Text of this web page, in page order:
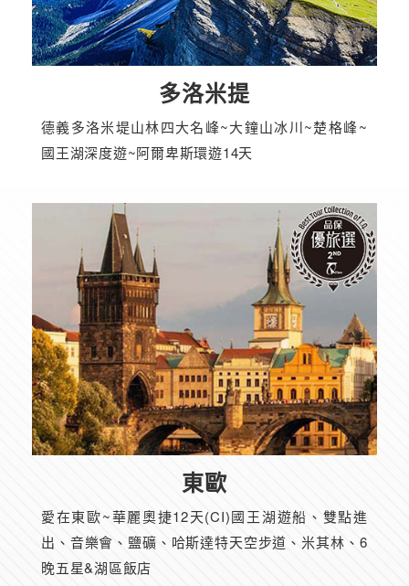
多洛米提
德義多洛米堤山林四大名峰~大鐘山冰川~楚格峰~
國王湖深度遊~阿爾卑斯環遊14天
東歐
愛在東歐~華麗奧捷12天(CI)國王湖遊船、雙點進
出、音樂會、鹽礦、哈斯達特天空步道、米其林、6
晚五星&湖區飯店